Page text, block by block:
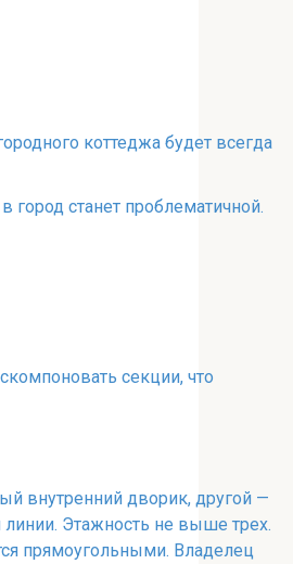
коттеджа будет всегда
станет проблематичной.
секции, что
внутренний дворик, другой —
линии. Этажность не выше трех.
прямоугольными. Владелец